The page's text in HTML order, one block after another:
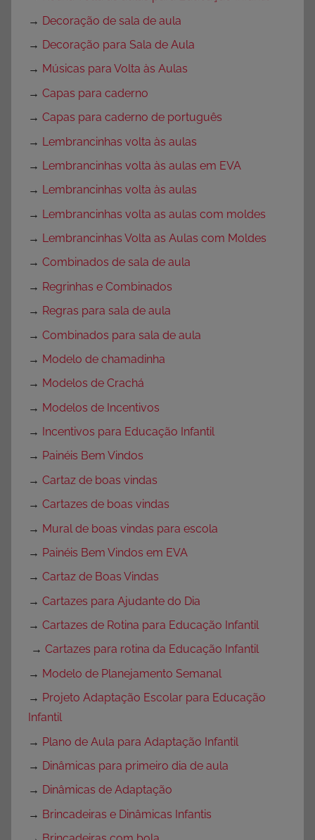
→ Decoração de sala de aula
→ Decoração para Sala de Aula
→ Músicas para Volta às Aulas
→ Capas para caderno
→ Capas para caderno de português
→ Lembrancinhas volta às aulas
→ Lembrancinhas volta às aulas em EVA
→ Lembrancinhas volta às aulas
→ Lembrancinhas volta as aulas com moldes
→ Lembrancinhas Volta as Aulas com Moldes
→ Combinados de sala de aula
→ Regrinhas e Combinados
→ Regras para sala de aula
→ Combinados para sala de aula
→ Modelo de chamadinha
→ Modelos de Crachá
→ Modelos de Incentivos
→ Incentivos para Educação Infantil
→ Painéis Bem Vindos
→ Cartaz de boas vindas
→ Cartazes de boas vindas
→ Mural de boas vindas para escola
→ Painéis Bem Vindos em EVA
→ Cartaz de Boas Vindas
→ Cartazes para Ajudante do Dia
→ Cartazes de Rotina para Educação Infantil
→ Cartazes para rotina da Educação Infantil
→ Modelo de Planejamento Semanal
→ Projeto Adaptação Escolar para Educação
Infantil
→ Plano de Aula para Adaptação Infantil
→ Dinâmicas para primeiro dia de aula
→ Dinâmicas de Adaptação
→ Brincadeiras e Dinâmicas Infantis